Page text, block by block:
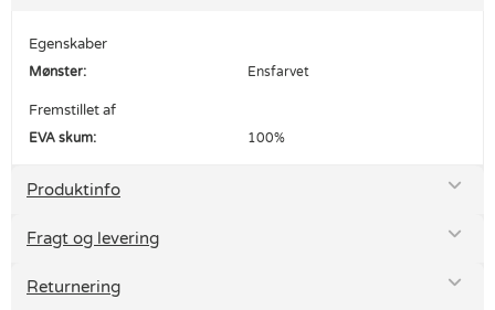
Egenskaber
Mønster: Ensfarvet
Fremstillet af
EVA skum: 100%
Produktinfo
Fragt og levering
Returnering